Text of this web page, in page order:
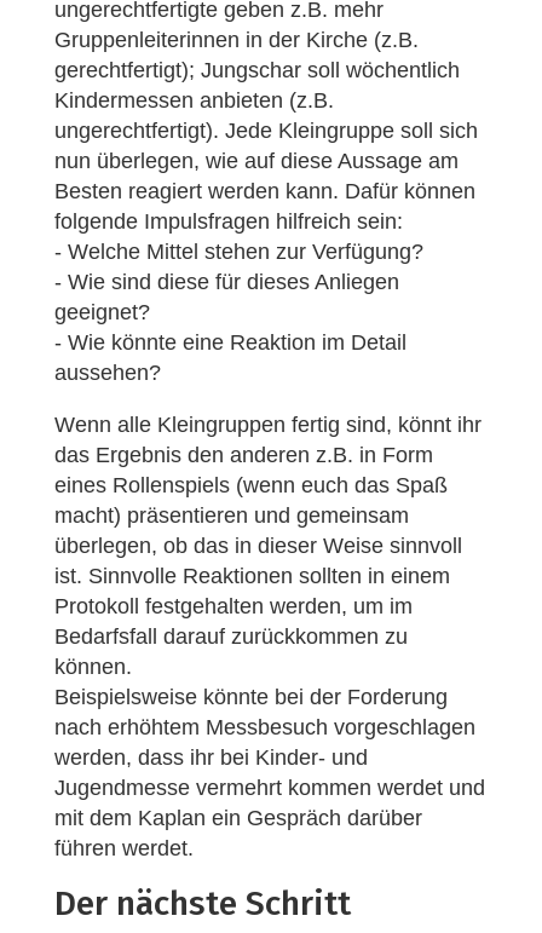
ungerechtfertigte geben z.B. mehr
Gruppenleiterinnen in der Kirche (z.B.
gerechtfertigt); Jungschar soll wöchentlich
Kindermessen anbieten (z.B.
ungerechtfertigt). Jede Kleingruppe soll sich
nun überlegen, wie auf diese Aussage am
Besten reagiert werden kann. Dafür können
folgende Impulsfragen hilfreich sein:
- Welche Mittel stehen zur Verfügung?
- Wie sind diese für dieses Anliegen
geeignet?
- Wie könnte eine Reaktion im Detail
aussehen?
Wenn alle Kleingruppen fertig sind, könnt ihr
das Ergebnis den anderen z.B. in Form
eines Rollenspiels (wenn euch das Spaß
macht) präsentieren und gemeinsam
überlegen, ob das in dieser Weise sinnvoll
ist. Sinnvolle Reaktionen sollten in einem
Protokoll festgehalten werden, um im
Bedarfsfall darauf zurückkommen zu
können.
Beispielsweise könnte bei der Forderung
nach erhöhtem Messbesuch vorgeschlagen
werden, dass ihr bei Kinder- und
Jugendmesse vermehrt kommen werdet und
mit dem Kaplan ein Gespräch darüber
führen werdet.
Der nächste Schritt